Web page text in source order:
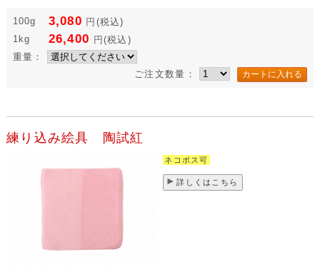
100g 3,080 円 (税込)
1kg
26,400 円(税込)
重量：
ご注文数量：
練り込み絵具 陶試紅
ネコポス可
詳しくはこちら